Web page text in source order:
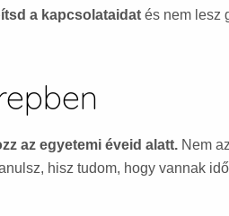
a kapcsolataidat és nem lesz
az egyetemi éveid alatt. Nem
hisz tudom, hogy vannak